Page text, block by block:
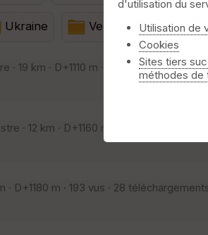
Ukraine Vercors
· 19 km · D+1110 m · 210 vus · 14
· 12 km · D+1160 m · 108 vus · 17
· D+1180 m · 193 vus · 28
d'utilisation du
Utilisation de
Cookies
Sites tiers
méthodes de